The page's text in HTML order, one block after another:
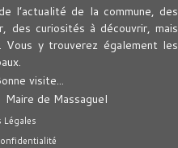
de la commune, des
des curiosités à découvrir, mais
Vous y trouverez également les
de Massaguel
Légales